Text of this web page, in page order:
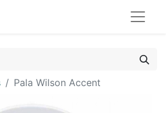
Pala Wilson Accent